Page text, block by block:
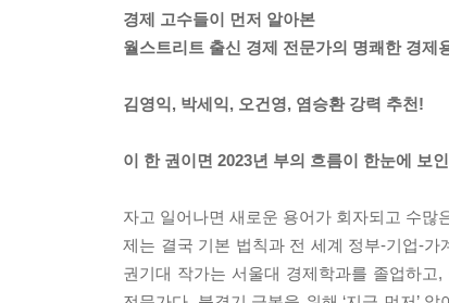
경제 고수들이 먼저 알아본
월스트리트 출신 경제 전문가의 명쾌한 경제
김영익, 박세익, 오건영, 염승환 강력 추천!
이 한 권이면 2023년 부의 흐름이 한눈에 보
자고 일어나면 새로운 용어가 회자되고 수
제는 결국 기본 법칙과 전 세계 정부-기업-
권기대 작가는 서울대 경제학과를 졸업하고